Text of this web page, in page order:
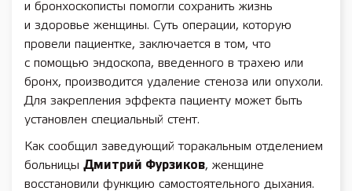
и бронхоскописты помогли сохранить жизнь
и здоровье женщины. Суть операции, которую
провели пациентке, заключается в том, что
с помощью эндоскопа, введенного в трахею или
бронх, производится удаление стеноза или опухоли.
Для закрепления эффекта пациенту может быть
установлен специальный стент.
Как сообщил заведующий торакальным отделением
больницы Дмитрий Фурзиков, женщине
восстановили функцию самостоятельного дыхания.